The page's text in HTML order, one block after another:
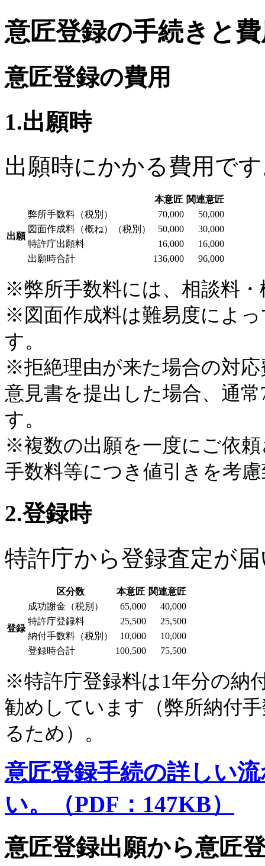
意匠登録の手続きと
意匠登録の費用
1.出願時
出願時にかかる費用で
本意匠 関連意匠
出願
弊所手数料（税別） 70,000
50,000
図面作成料（概ね）（税別）
50,000
30,000
特許庁出願料
16,000
16,000
出願時合計
136,000 96,000
※弊所手数料には、相談料
※図面作成料は難易度によ
す。
※拒絶理由が来た場合の対
意見書を提出した場合、通
す。
※複数の出願を一度にご依
手数料等につき値引きを考
2.登録時
特許庁から登録査定が
区分数 本意匠 関連意匠
登録
成功謝金（税別） 65,000
40,000
特許庁登録料
25,500
25,500
納付手数料（税別）
10,000
10,000
登録時合計
100,500 75,500
※特許庁登録料は1年分の納
勧めしています（弊所納付
るため）。
意匠登録手続の詳しい
い。（PDF：147KB）
意匠登録出願から意匠